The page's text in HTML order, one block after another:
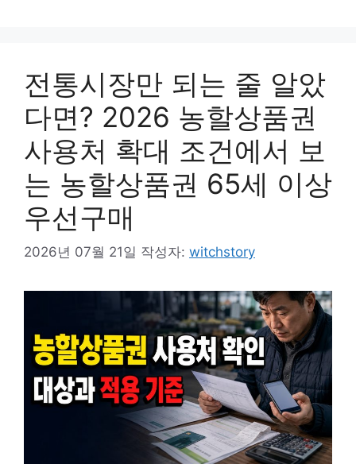
전통시장만 되는 줄 알았
다면? 2026 농할상품권
사용처 확대 조건에서 보
는 농할상품권 65세 이상
우선구매
2026년 07월 21일 작성자: witchstory